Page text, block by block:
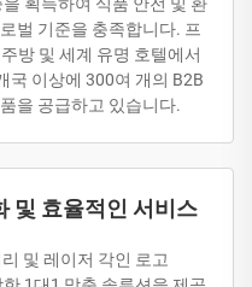
벌 기준을 충족합니다. 프
방 및 세계 유명 호텔에서
국 이상에 300여 개의 B2B
을 공급하고 있습니다.
및 효율적인 서비스
및 레이저 각인 로고